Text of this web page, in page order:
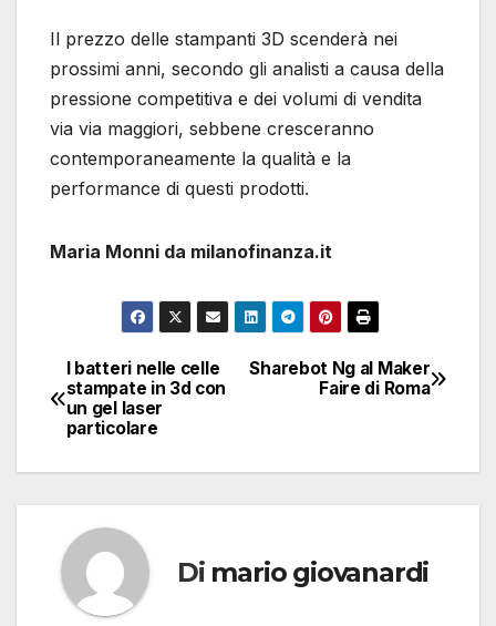
Il prezzo delle stampanti 3D scenderà nei
prossimi anni, secondo gli analisti a causa della
pressione competitiva e dei volumi di vendita
via via maggiori, sebbene cresceranno
contemporaneamente la qualità e la
performance di questi prodotti.
Maria Monni da milanofinanza.it
Navigazione
articoli
Sharebot Ng al Maker
Faire di Roma
I batteri nelle celle
stampate in 3d con
un gel laser
particolare
Di mario giovanardi